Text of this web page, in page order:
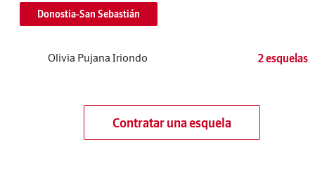
Donostia-San Sebastián
Olivia Pujana Iriondo 2 esquelas
Contratar una esquela